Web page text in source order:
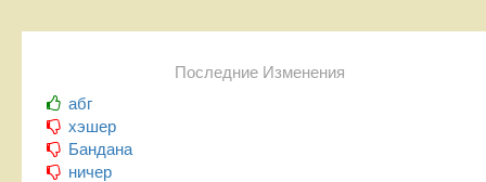
Последние Изменения
абг
хэшер
Бандана
ничер